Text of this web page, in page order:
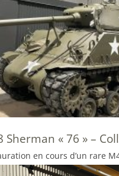
Sherman « 76 » –
en cours d’un rare
-E8 « easy eight »en